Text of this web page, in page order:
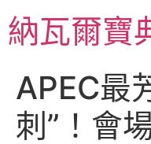
至
主納瓦爾寶
APEC最
刺”！會